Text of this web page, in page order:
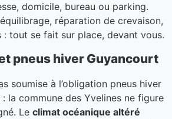
domicile, bureau ou parking.
réparation de crevaison,
tout se fait sur place, devant vous.
pneus hiver Guyancourt
soumise à l’obligation pneus hiver
la commune des Yvelines ne figure
Le climat océanique altéré